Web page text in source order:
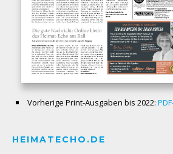
Vorherige Print-Ausgaben bis 2022:
HEIMATECHO.DE